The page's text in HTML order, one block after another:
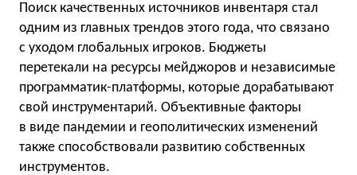
Поиск качественных источников инвентаря стал
одним из главных трендов этого года, что связано
с уходом глобальных игроков. Бюджеты
перетекали на ресурсы мейджоров и независимые
программатик-платформы, которые дорабатывают
свой инструментарий. Объективные факторы
в виде пандемии и геополитических изменений
также способствовали развитию собственных
инструментов.